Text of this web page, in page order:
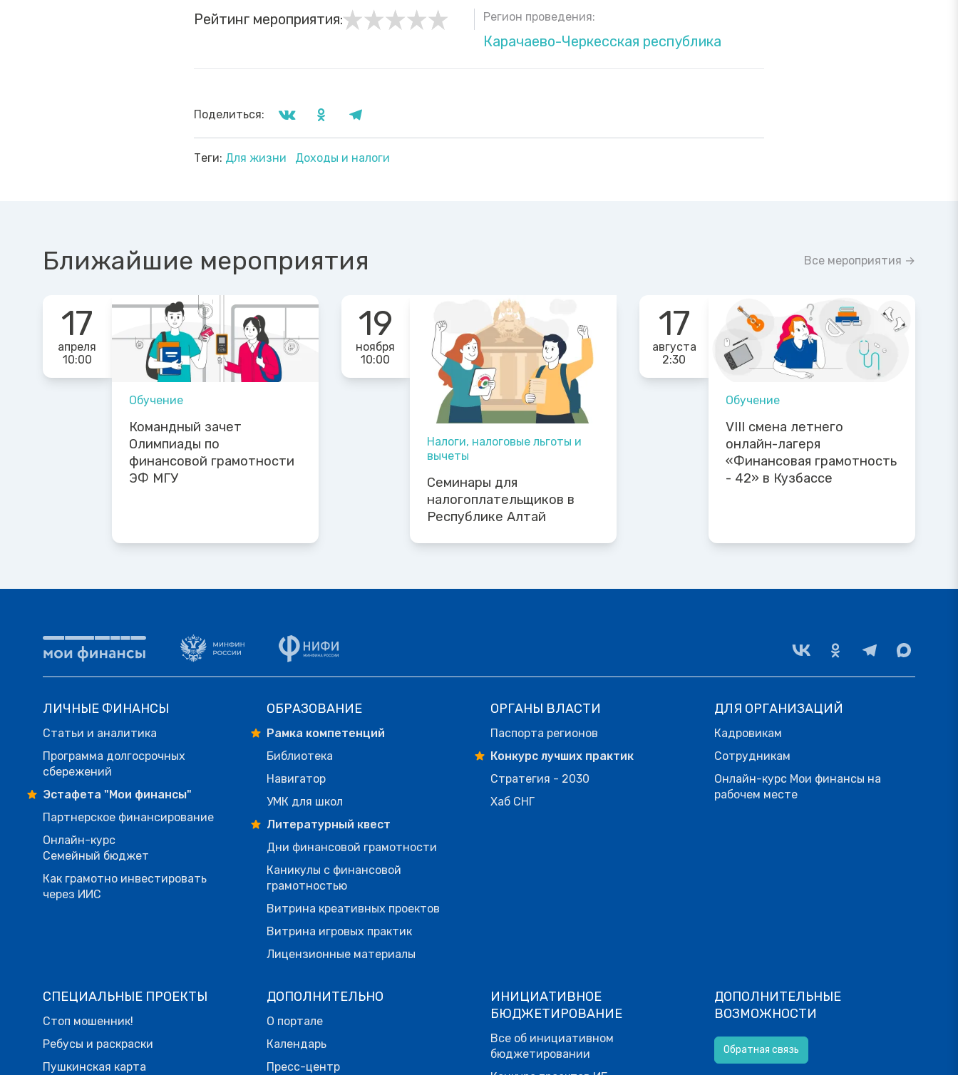
Рейтинг мероприятия: Регион проведения:
Карачаево-Черкесская республика
Поделиться:
Теги: Для жизни Доходы и налоги
Ближайшие мероприятия Все мероприятия →
17
апреля
10:00
Обучение
Командный зачет
Олимпиады по
финансовой грамотности
ЭФ МГУ
19
ноября
10:00
Налоги, налоговые льготы и
вычеты
Семинары для
налогоплательщиков в
Республике Алтай
17
августа
2:30
Обучение
VIII смена летнего
онлайн-лагеря
«Финансовая грамотность
- 42» в Кузбассе
ЛИЧНЫЕ ФИНАНСЫ
Статьи и аналитика
Программа долгосрочных
сбережений
Эстафета "Мои финансы"
Партнерское финансирование
Онлайн-курс
Семейный бюджет
Как грамотно инвестировать
через ИИС
ОБРАЗОВАНИЕ
Рамка компетенций
Библиотека
Навигатор
УМК для школ
Литературный квест
Дни финансовой грамотности
Каникулы с финансовой
грамотностью
Витрина креативных проектов
Витрина игровых практик
Лицензионные материалы
ОРГАНЫ ВЛАСТИ
Паспорта регионов
Конкурс лучших практик
Стратегия - 2030
Хаб СНГ
ДЛЯ ОРГАНИЗАЦИЙ
Кадровикам
Сотрудникам
Онлайн-курс Мои финансы на
рабочем месте
СПЕЦИАЛЬНЫЕ ПРОЕКТЫ
Стоп мошенник!
Ребусы и раскраски
Пушкинская карта
ДОПОЛНИТЕЛЬНО
О портале
Календарь
Пресс-центр
ИНИЦИАТИВНОЕ
БЮДЖЕТИРОВАНИЕ
Все об инициативном
бюджетировании
ДОПОЛНИТЕЛЬНЫЕ
ВОЗМОЖНОСТИ
Обратная связь